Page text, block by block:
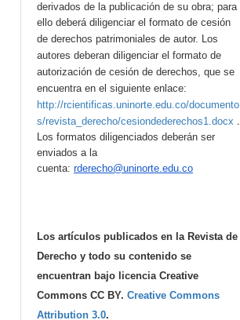
derivados de la publicación de su obra; para
ello deberá diligenciar el formato de cesión
de derechos patrimoniales de autor. Los
autores deberan diligenciar el formato de
autorización de cesión de derechos, que se
encuentra en el siguiente enlace:
http://rcientificas.uninorte.edu.co/documento
s/revista_derecho/cesiondederechos1.docx .
Los formatos diligenciados deberán ser
enviados a la
cuenta:rderecho@uninorte.edu.co
Los artículos publicados en la Revista de
Derecho y todo su contenido se
encuentran bajo licencia Creative
Commons CC BY.Creative Commons
Attribution 3.0.